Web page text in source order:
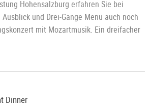
Hohensalzburg erfahren Sie bei
und Drei-Gänge Menü auch noch
mit Mozartmusik. Ein dreifacher
Dinner